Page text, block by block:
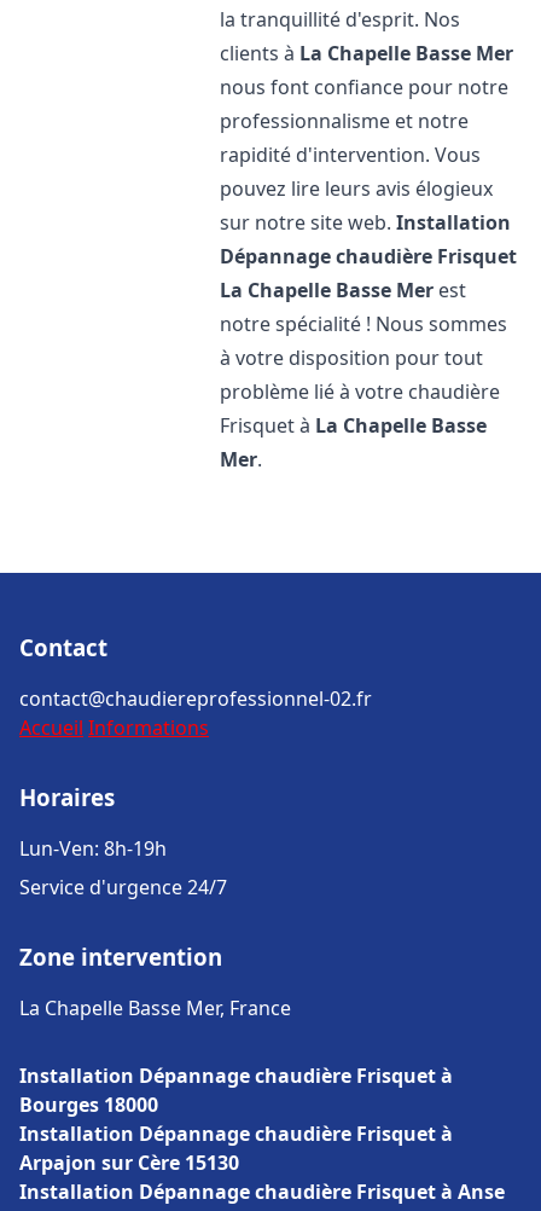
la tranquillité d'esprit. Nos
clients à La Chapelle Basse Mer
nous font confiance pour notre
professionnalisme et notre
rapidité d'intervention. Vous
pouvez lire leurs avis élogieux
sur notre site web.Installation
Dépannage chaudière Frisquet
La Chapelle Basse Mer est
notre spécialité ! Nous sommes
à votre disposition pour tout
problème lié à votre chaudière
Frisquet à La Chapelle Basse
Mer.
Contact
contact@chaudiereprofessionnel-02.fr
Accueil Informations
Horaires
Lun-Ven: 8h-19h
Service d'urgence 24/7
Zone intervention
La Chapelle Basse Mer, France
Installation Dépannage chaudière Frisquet à
Bourges 18000
Installation Dépannage chaudière Frisquet à
Arpajon sur Cère 15130
Installation Dépannage chaudière Frisquet à Anse